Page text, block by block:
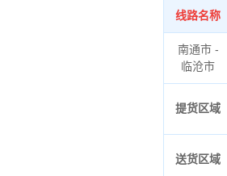
线路名称
南通市 -
临沧市
提货区域
送货区域